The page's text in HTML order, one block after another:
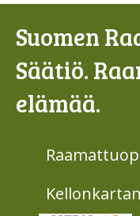
Suomen
Säätiö.
elämää.